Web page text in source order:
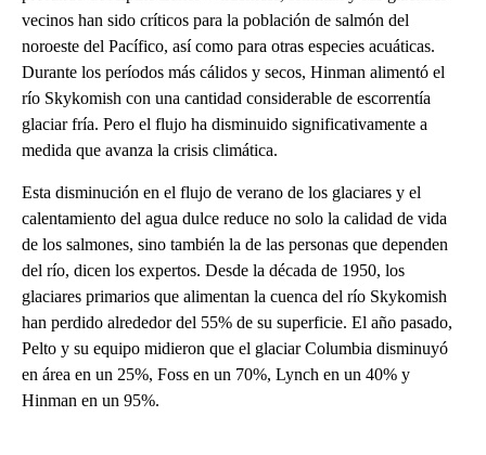
vecinos han sido críticos para la población de salmón del
noroeste del Pacífico, así como para otras especies acuáticas.
Durante los períodos más cálidos y secos, Hinman alimentó el
río Skykomish con una cantidad considerable de escorrentía
glaciar fría. Pero el flujo ha disminuido significativamente a
medida que avanza la crisis climática.
Esta disminución en el flujo de verano de los glaciares y el
calentamiento del agua dulce reduce no solo la calidad de vida
de los salmones, sino también la de las personas que dependen
del río, dicen los expertos. Desde la década de 1950, los
glaciares primarios que alimentan la cuenca del río Skykomish
han perdido alrededor del 55% de su superficie. El año pasado,
Pelto y su equipo midieron que el glaciar Columbia disminuyó
en área en un 25%, Foss en un 70%, Lynch en un 40% y
Hinman en un 95%.